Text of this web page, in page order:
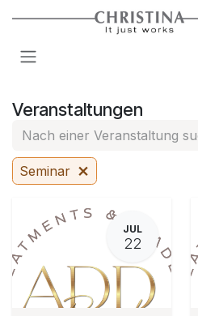
Zum Inhalt springen
Veranstaltungen
Seminar
JUL
22